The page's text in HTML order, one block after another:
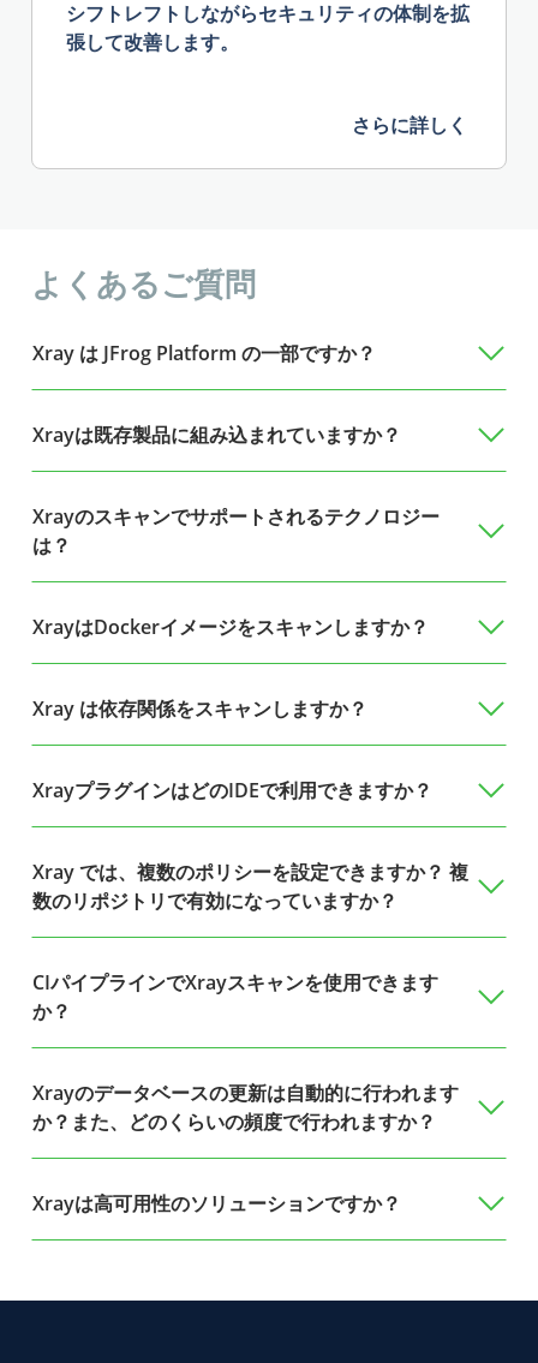
シフトレフトしながらセキュリティの体制を拡
張して改善します。
さらに詳しく
よくあるご質問
Xray は JFrog Platform の一部ですか？
Xrayは既存製品に組み込まれていますか？
Xrayのスキャンでサポートされるテクノロジー
は？
XrayはDockerイメージをスキャンしますか？
Xray は依存関係をスキャンしますか？
XrayプラグインはどのIDEで利用できますか？
Xray では、複数のポリシーを設定できますか？ 複
数のリポジトリで有効になっていますか？
CIパイプラインでXrayスキャンを使用できます
か？
Xrayのデータベースの更新は自動的に行われます
か？また、どのくらいの頻度で行われますか？
Xrayは高可用性のソリューションですか？